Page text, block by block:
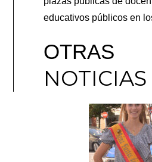
educativos públicos en
OTRAS
NOTICIAS